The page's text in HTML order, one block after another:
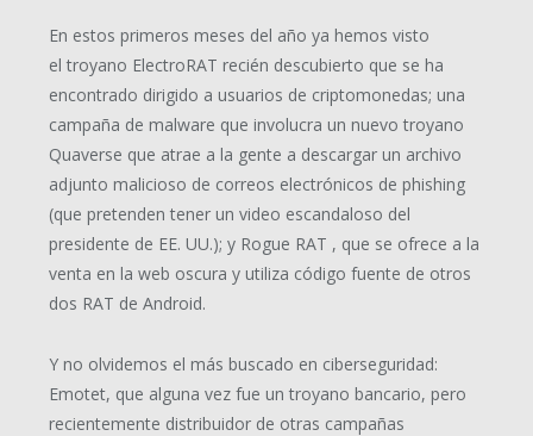
En estos primeros meses del año ya hemos visto
el troyano ElectroRAT recién descubierto que se ha
encontrado dirigido a usuarios de criptomonedas; una
campaña de malware que involucra un nuevo troyano
Quaverse que atrae a la gente a descargar un archivo
adjunto malicioso de correos electrónicos de phishing
(que pretenden tener un video escandaloso del
presidente de EE. UU.); y Rogue RAT , que se ofrece a la
venta en la web oscura y utiliza código fuente de otros
dos RAT de Android.
Y no olvidemos el más buscado en ciberseguridad:
Emotet, que alguna vez fue un troyano bancario, pero
recientemente distribuidor de otras campañas